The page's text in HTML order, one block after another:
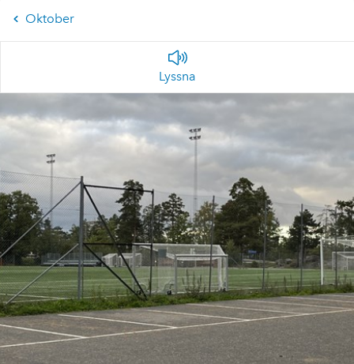
Oktober
Lyssna